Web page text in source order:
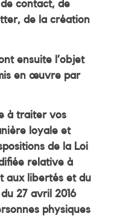
contact, de
de la création
ensuite l’objet
en œuvre par
à traiter vos
loyale et
de la Loi
relative à
aux libertés et du
27 avril 2016
physiques